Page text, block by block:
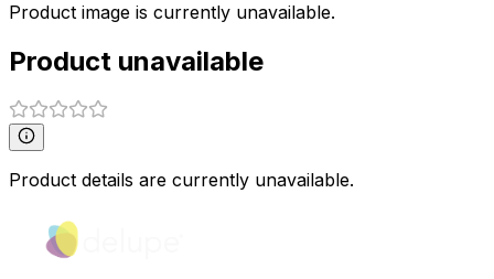
Product image is currently unavailable.
Product unavailable
Product details are currently unavailable.